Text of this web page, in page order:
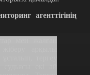
агенттігінің